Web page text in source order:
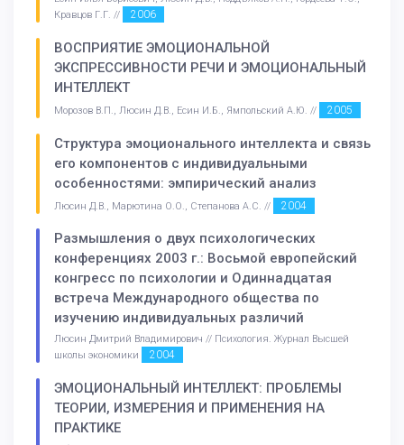
Кравцов Г.Г. //
2006
ВОСПРИЯТИЕ ЭМОЦИОНАЛЬНОЙ
ЭКСПРЕССИВНОСТИ РЕЧИ И ЭМОЦИОНАЛЬНЫЙ
ИНТЕЛЛЕКТ
Морозов В.П., Люсин Д.В., Есин И.Б., Ямпольский А.Ю. // 2005
Структура эмоционального интеллекта и связь
его компонентов с индивидуальными
особенностями: эмпирический анализ
Люсин Д.В., Марютина О.О., Степанова А.С. // 2004
Размышления о двух психологических
конференциях 2003 г.: Восьмой европейский
конгресс по психологии и Одиннадцатая
встреча Международного общества по
изучению индивидуальных различий
Люсин Дмитрий Владимирович // Психология. Журнал Высшей
школы экономики
2004
ЭМОЦИОНАЛЬНЫЙ ИНТЕЛЛЕКТ: ПРОБЛЕМЫ
ТЕОРИИ, ИЗМЕРЕНИЯ И ПРИМЕНЕНИЯ НА
ПРАКТИКЕ